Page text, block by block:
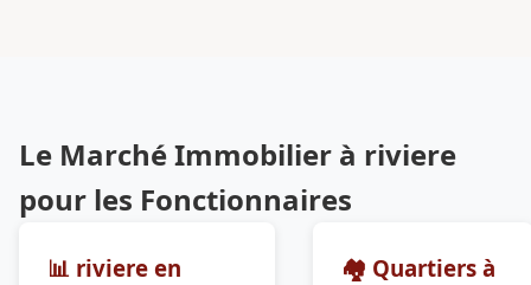
Le Marché Immobilier à riviere
pour les Fonctionnaires
📊 riviere en
🏘️ Quartiers à